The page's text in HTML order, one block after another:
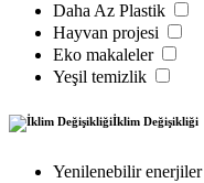
Daha Az Plastik
Hayvan projesi
Eko makaleler
Yeşil temizlik
İklim Değişikliği
Yenilenebilir enerjiler